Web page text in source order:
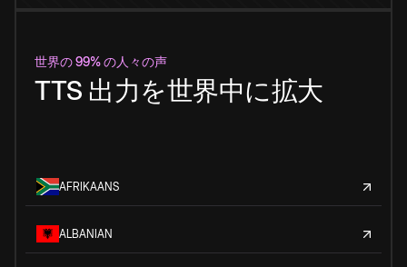
世界の 99% の人々の声
TTS 出力を世界中に拡大
AFRIKAANS
ALBANIAN